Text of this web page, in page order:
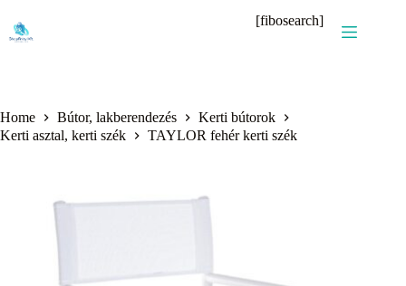
content
[fibosearch]
Home Bútor, lakberendezés
Kerti bútorok
Kerti asztal, kerti szék
TAYLOR fehér kerti szék